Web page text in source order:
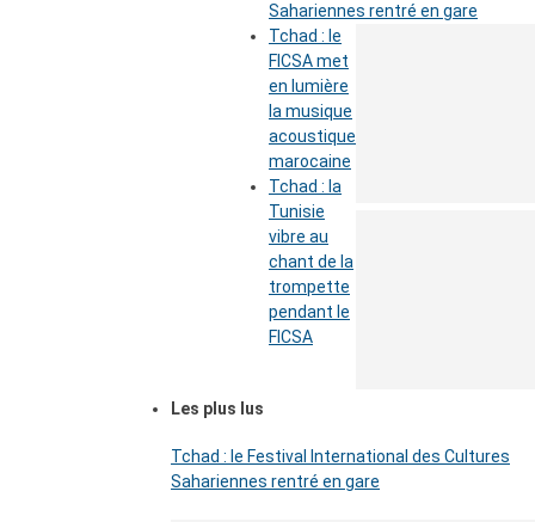
Sahariennes rentré en gare
Tchad : le
FICSA met
en lumière
la musique
acoustique
marocaine
Tchad : la
Tunisie
vibre au
chant de la
trompette
pendant le
FICSA
Les plus lus
Tchad : le Festival International des Cultures
Sahariennes rentré en gare